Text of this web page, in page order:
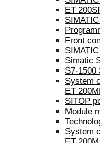
ET
Front
Simatic
S7-1500
System
ET
SITOP
Module
System